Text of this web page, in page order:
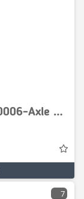
Atlas AR65-ZF AP-R725-4472430006-Axle housing/Astrechter
7